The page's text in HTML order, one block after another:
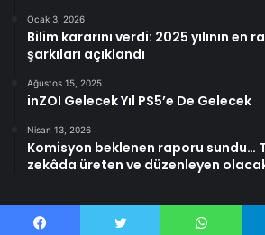
Ocak 3, 2026
Bilim kararını verdi: 2025 yılının en
şarkıları açıklandı
Ağustos 15, 2025
inZOI Gelecek Yıl PS5’e De Gelecek
Nisan 13, 2026
Komisyon beklenen raporu sundu…
zekâda üreten ve düzenleyen